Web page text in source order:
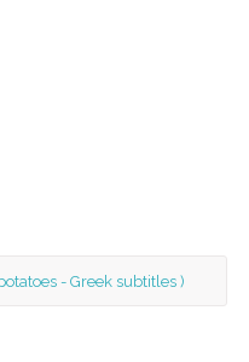
- Greek subtitles )